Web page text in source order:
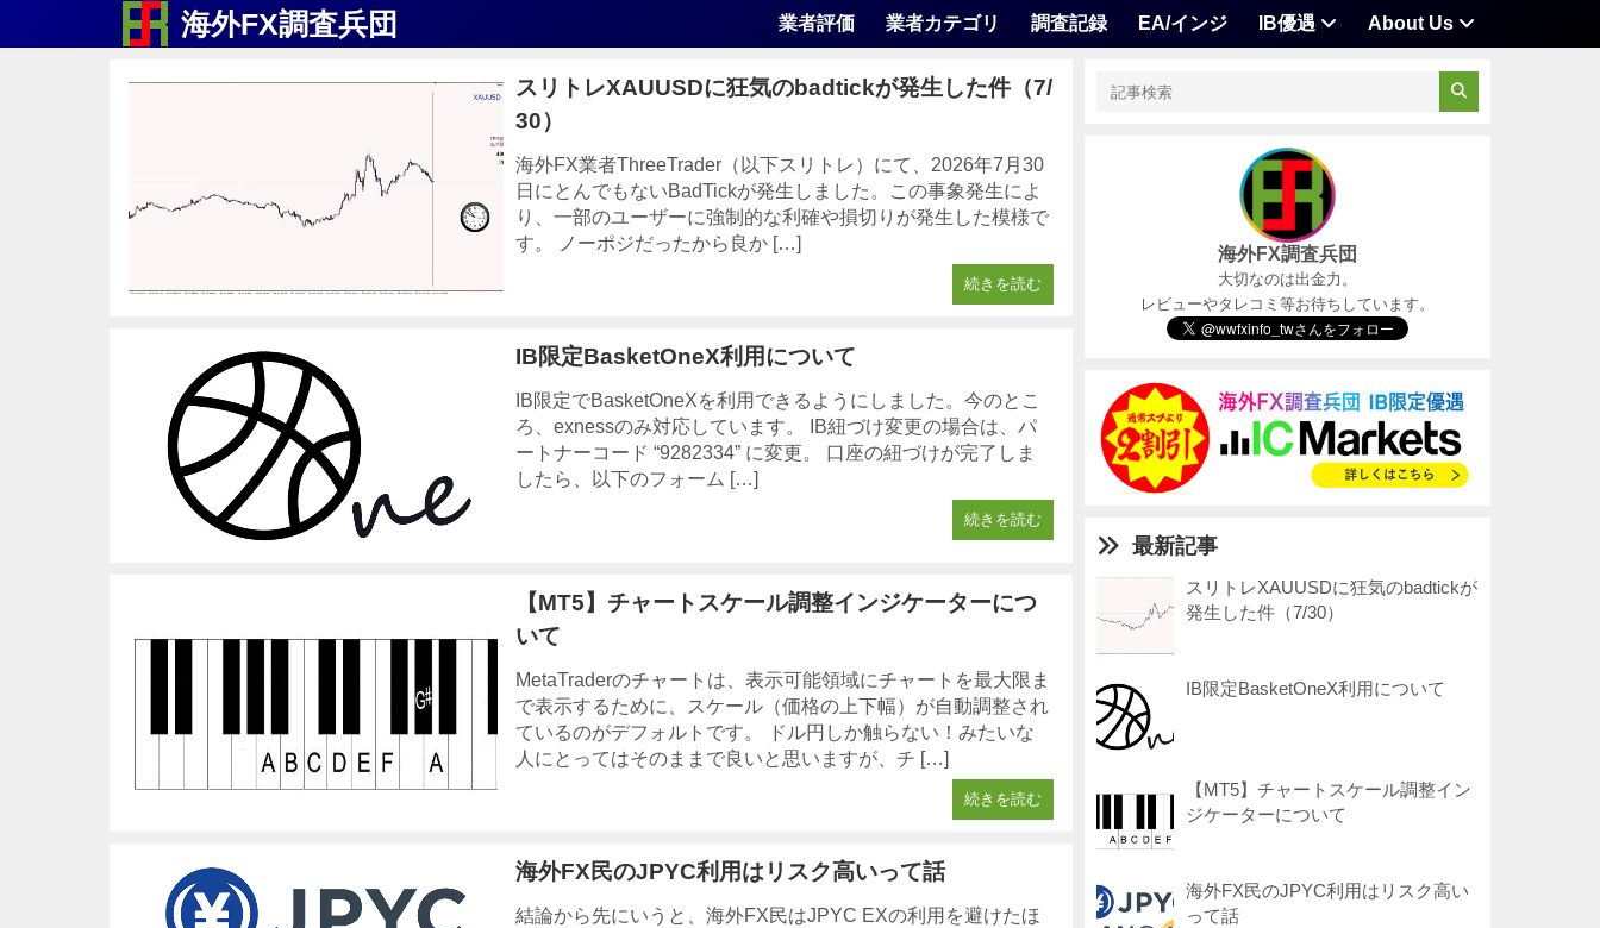
海外FX調査兵団 業者評価 業者カテゴリ 調査記録 EA/インジ IB優遇 About Us
スリトレXAUUSDに狂気のbadtickが発生した件（7/
30）
海外FX業者ThreeTrader（以下スリトレ）にて、2026年7月30
日にとんでもないBadTickが発生しました。この事象発生によ
り、一部のユーザーに強制的な利確や損切りが発生した模様で
す。 ノーポジだったから良か […]
続きを読む
IB限定BasketOneX利用について
IB限定でBasketOneXを利用できるようにしました。今のとこ
ろ、exnessのみ対応しています。 IB紐づけ変更の場合は、パ
ートナーコード “9282334” に変更。 口座の紐づけが完了しま
したら、以下のフォーム […]
続きを読む
【MT5】チャートスケール調整インジケーターにつ
いて
MetaTraderのチャートは、表示可能領域にチャートを最大限ま
で表示するために、スケール（価格の上下幅）が自動調整され
ているのがデフォルトです。 ドル円しか触らない！みたいな
人にとってはそのままで良いと思いますが、チ […]
続きを読む
海外FX民のJPYC利用はリスク高いって話
結論から先にいうと、海外FX民はJPYC EXの利用を避けたほ
海外FX調査兵団
大切なのは出金力。
レビューやタレコミ等お待ちしています。
最新記事
スリトレXAUUSDに狂気のbadtickが
発生した件（7/30）
IB限定BasketOneX利用について
【MT5】チャートスケール調整イン
ジケーターについて
海外FX民のJPYC利用はリスク高い
って話